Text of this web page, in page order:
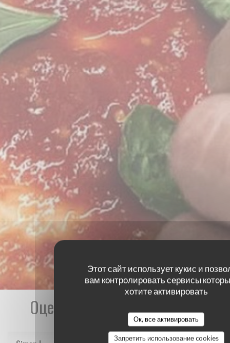
Этот сайт использует кукис и
вам контролировать сервисы
хотите активировать
Ок, все активировать
Запретить использование cookies
Оценки наших посетителей